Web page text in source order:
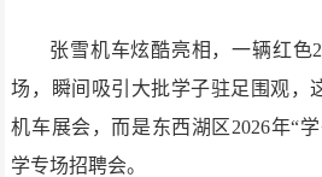
张雪机车炫酷亮相，一辆红色
场，瞬间吸引大批学子驻足围观，
机车展会，而是东西湖区2026年“
学专场招聘会。